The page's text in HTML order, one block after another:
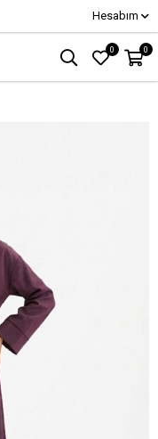
Hesabım
0 0